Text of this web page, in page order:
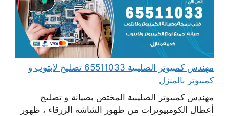
مهندس كمبيوتر الصليبية 65511033 تصليح لابتوب و
كمبيوتر بالمنزل
مهندس كمبيوتر الصليبية المختص بصيانة و تصليح
أعطال الكومبيوترات من ظهور الشاشة الزرقاء ، ظهور